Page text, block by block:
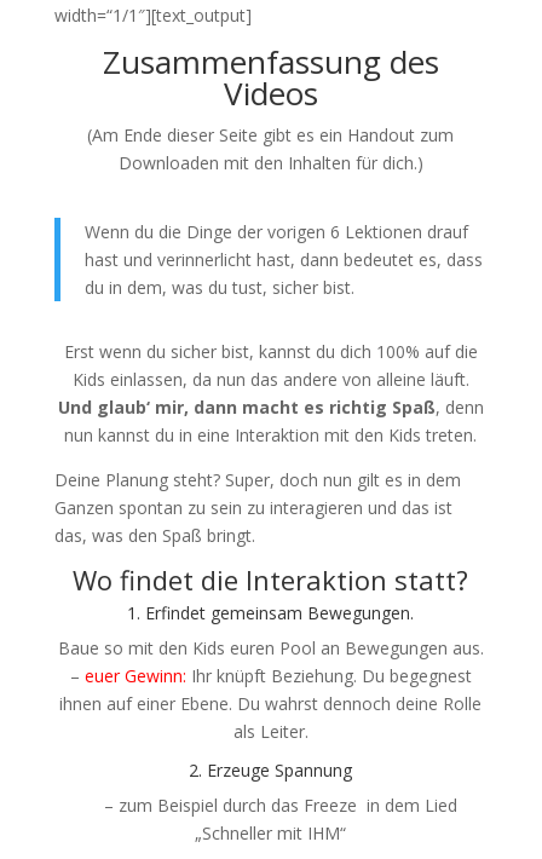
width=“1/1″][text_output]
Zusammenfassung des
Videos
(Am Ende dieser Seite gibt es ein Handout zum
Downloaden mit den Inhalten für dich.)
Wenn du die Dinge der vorigen 6 Lektionen drauf
hast und verinnerlicht hast, dann bedeutet es, dass
du in dem, was du tust, sicher bist.
Erst wenn du sicher bist, kannst du dich 100% auf die
Kids einlassen, da nun das andere von alleine läuft.
Und glaub‘ mir, dann macht es richtig Spaß, denn
nun kannst du in eine Interaktion mit den Kids treten.
Deine Planung steht? Super, doch nun gilt es in dem
Ganzen spontan zu sein zu interagieren und das ist
das, was den Spaß bringt.
Wo findet die Interaktion statt?
1. Erfindet gemeinsam Bewegungen.
Baue so mit den Kids euren Pool an Bewegungen aus.
– euer Gewinn: Ihr knüpft Beziehung. Du begegnest
ihnen auf einer Ebene. Du wahrst dennoch deine Rolle
als Leiter.
2. Erzeuge Spannung
– zum Beispiel durch das Freeze in dem Lied
„Schneller mit IHM“